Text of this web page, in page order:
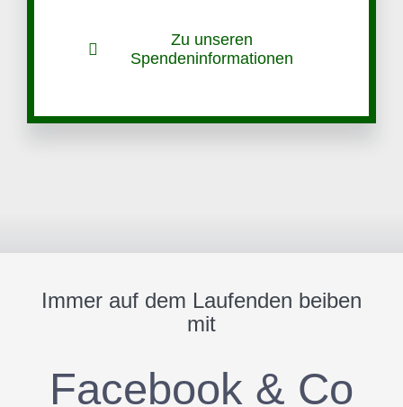
Zu unseren
Spendeninformationen
Immer auf dem Laufenden beiben
mit
Facebook & Co